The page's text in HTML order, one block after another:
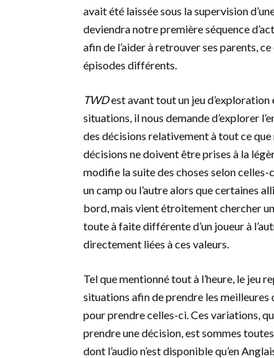
avait été laissée sous la supervision
deviendra notre première séquence
afin de l’aider à retrouver ses parents,
épisodes différents.
TWDest avant tout un jeu
situations, il nous demande d’explorer
des décisions relativement à tout ce
décisions ne doivent être prises à la
modifie la suite des choses selon celles-
un camp ou l’autre alors que certaines
bord, mais vient étroitement chercher
toute à faite différente d’un joueur à
directement liées à ces valeurs.
Tel que mentionné tout à l’heure, le jeu
situations afin de prendre les
pour prendre celles-ci. Ces variations,
prendre une décision, est sommes
dont l’audio n’est disponible qu’en